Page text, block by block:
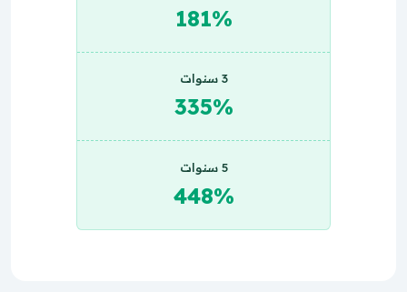
181%
3 سنوات
335%
5 سنوات
448%